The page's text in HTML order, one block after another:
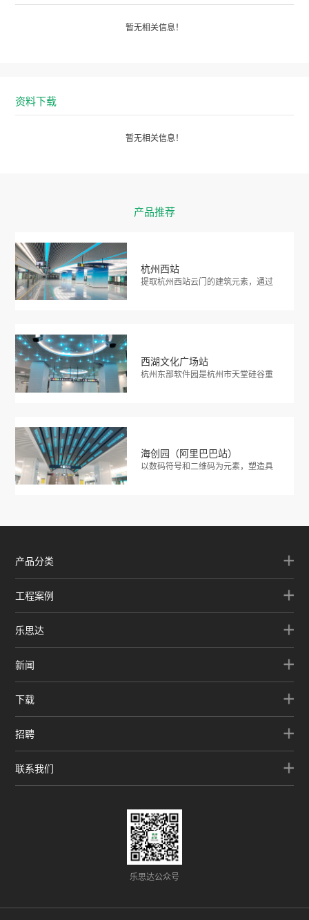
暂无相关信息！
资料下载
暂无相关信息！
产品推荐
杭州西站
提取杭州西站云门的建筑元素，通过
西湖文化广场站
杭州东部软件园是杭州市天堂硅谷重
海创园（阿里巴巴站）
以数码符号和二维码为元素，塑造具
产品分类
工程案例
乐思达
新闻
下载
招聘
联系我们
乐思达公众号